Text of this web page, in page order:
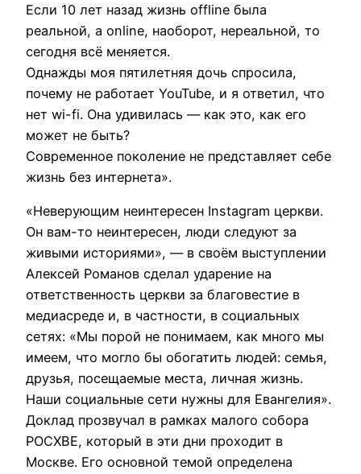
Если 10 лет назад жизнь offline была
реальной, а online, наоборот, нереальной, то
сегодня всё меняется.
Однажды моя пятилетняя дочь спросила,
почему не работает YouTube, и я ответил, что
нет wi-fi. Она удивилась — как это, как его
может не быть?
Современное поколение не представляет себе
жизнь без интернета».
«Неверующим неинтересен Instagram церкви.
Он вам-то неинтересен, люди следуют за
живыми историями», — в своём выступлении
Алексей Романов сделал ударение на
ответственность церкви за благовестие в
медиасреде и, в частности, в социальных
сетях: «Мы порой не понимаем, как много мы
имеем, что могло бы обогатить людей: семья,
друзья, посещаемые места, личная жизнь.
Наши социальные сети нужны для Евангелия».
Доклад прозвучал в рамках малого собора
РОСХВЕ, который в эти дни проходит в
Москве. Его основной темой определена